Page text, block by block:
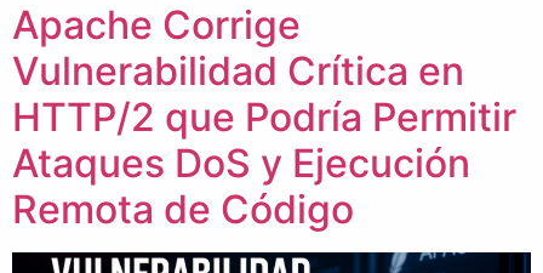
Apache Corrige
Vulnerabilidad Crítica en
HTTP/2 que Podría Permitir
Ataques DoS y Ejecución
Remota de Código